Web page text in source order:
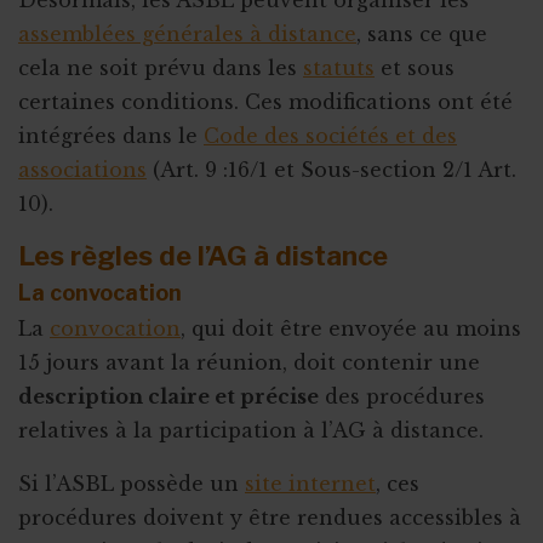
assemblées générales à distance, sans ce que
cela ne soit prévu dans les statuts et sous
certaines conditions. Ces modifications ont été
intégrées dans le Code des sociétés et des
associations (Art. 9 :16/1 et Sous-section 2/1 Art.
10).
Les règles de l’AG à distance
La convocation
La convocation, qui doit être envoyée au moins
15 jours avant la réunion, doit contenir une
description claire et précise des procédures
relatives à la participation à l’AG à distance.
Si l’ASBL possède un site internet, ces
procédures doivent y être rendues accessibles à